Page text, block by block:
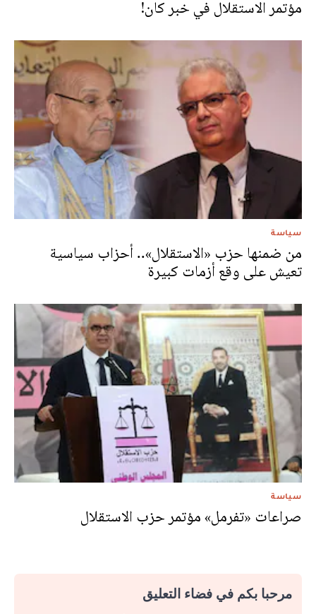
مؤتمر الاستقلال في خبر كان!
سياسة
من ضمنها حزب «الاستقلال».. أحزاب سياسية
تعيش على وقع أزمات كبيرة
سياسة
صراعات «تفرمل» مؤتمر حزب الاستقلال
مرحبا بكم في فضاء التعليق